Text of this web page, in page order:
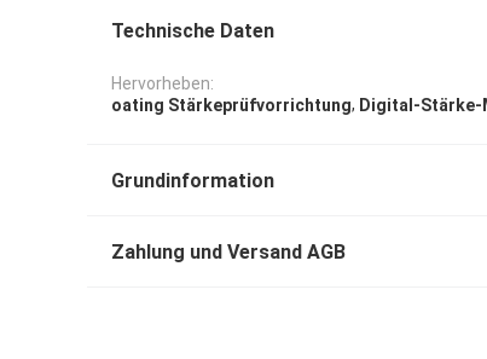
Technische Daten
Hervorheben:
oating Stärkeprüfvorrichtung, Digital-Stärke-
Grundinformation
Zahlung und Versand AGB